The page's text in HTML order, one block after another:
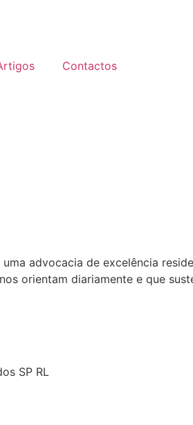
Contactos
advocacia de excelência
orientam diariamente e que
SP RL